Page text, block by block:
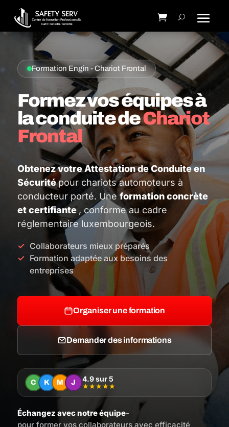
Formation Engin - Chariot Frontal
Formez vos équipes à
la conduite deChariot
Frontal
Obtenez votre Attestation de Conduite en
Sécuritépour chariots automoteurs à
conducteur porté. Uneformation concrète
et certifiante , conforme au cadre
réglementaire luxembourgeois.
Collaborateurs mieux préparés
Formation adaptée aux besoins des
entreprises
Organiser une formation
Demander des informations
C K M J
4.9 sur 5
★★★★★
Échangez avec notre équipe-
pour former vos collaborateurs avec efficacité